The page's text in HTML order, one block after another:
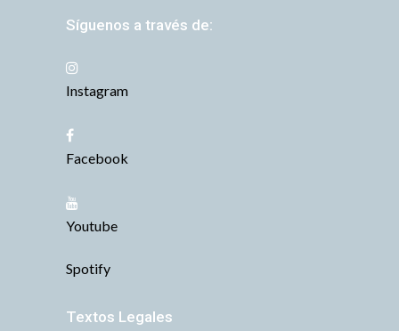
Síguenos a través de:
Instagram
Facebook
Youtube
Spotify
Textos Legales